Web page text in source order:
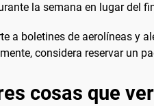
la semana en lugar del
a boletines de aerolíneas y
considera reservar un
cosas que